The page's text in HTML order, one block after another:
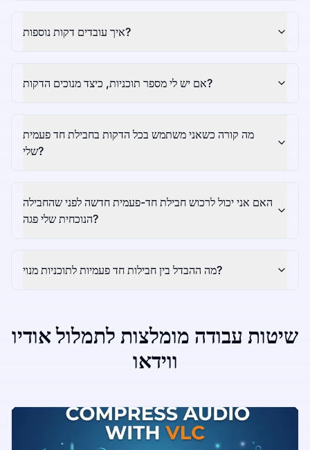
איך עובדים דקות נוספות?
אם יש לי מספר תוכניות, כיצד מנוכים הדקות?
מה קורה כשאני משתמש בכל הדקות בחבילת חד פעמית
שלי?
האם אני יכול לרכוש חבילת חד-פעמית חדשה לפני שהחבילה
הנוכחית שלי פגה?
מה ההבדל בין חבילות חד פעמיות לתוכניות מנוי?
שיטות עבודה מומלצות לתמלול אודיו
ווידאו